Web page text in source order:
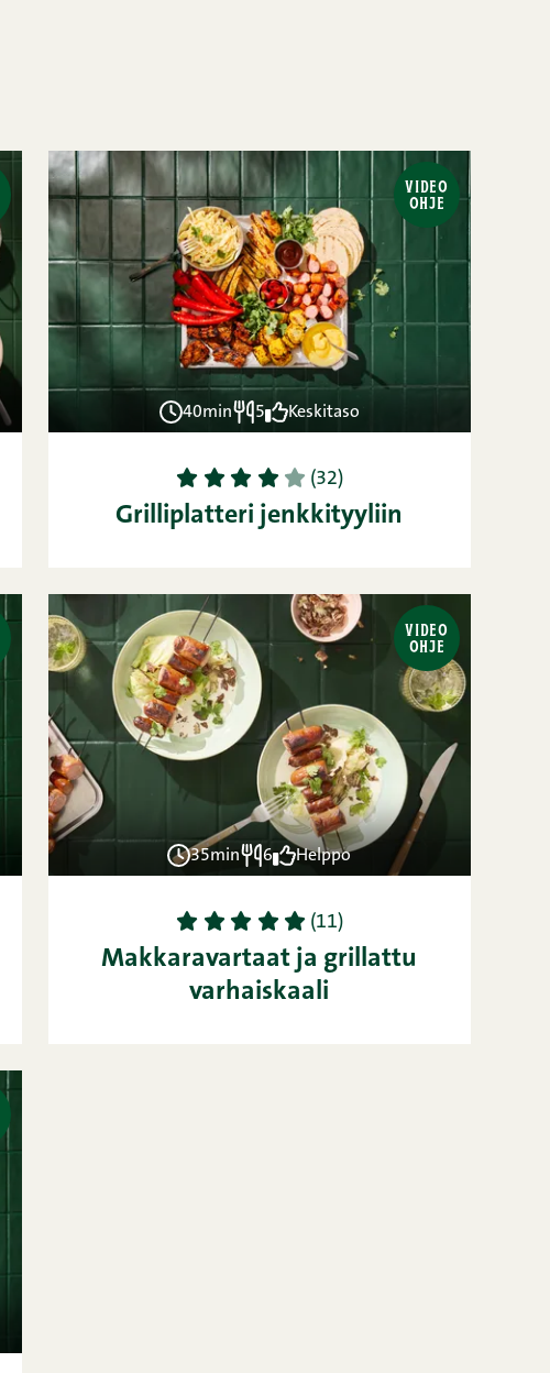
VIDEO
OHJE
40min 5 Keskitaso
1 2 3 4 5 (32)
Grilliplatteri jenkkityyliin
VIDEO
OHJE
35min 6 Helppo
1 2 3 4 5 (11)
Makkaravartaat ja grillattu
varhaiskaali